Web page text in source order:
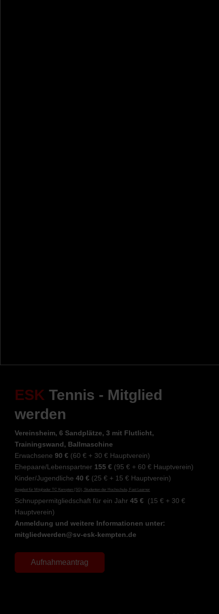
ESK Tennis - Mitglied
werden
Vereinsheim, 6 Sandplätze, 3 mit Flutlicht,
Trainingswand, Ballmaschine
Erwachsene 90 € (60 € + 30 € Hauptverein)
Ehepaare/Lebenspartner 155 € (95 € + 60 € Hauptverein)
Kinder/Jugendliche 40 € (25 € + 15 € Hauptverein)
Angebot für Mitglieder TC Kempten (SG), Studenten der Hochschule, Fast Learner
Schnuppermitgliedschaft für ein Jahr 45 € (15 € + 30 €
Hauptverein)
Anmeldung und weitere Informationen unter:
mitgliedwerden@sv-esk-kempten.de
Aufnahmeantrag